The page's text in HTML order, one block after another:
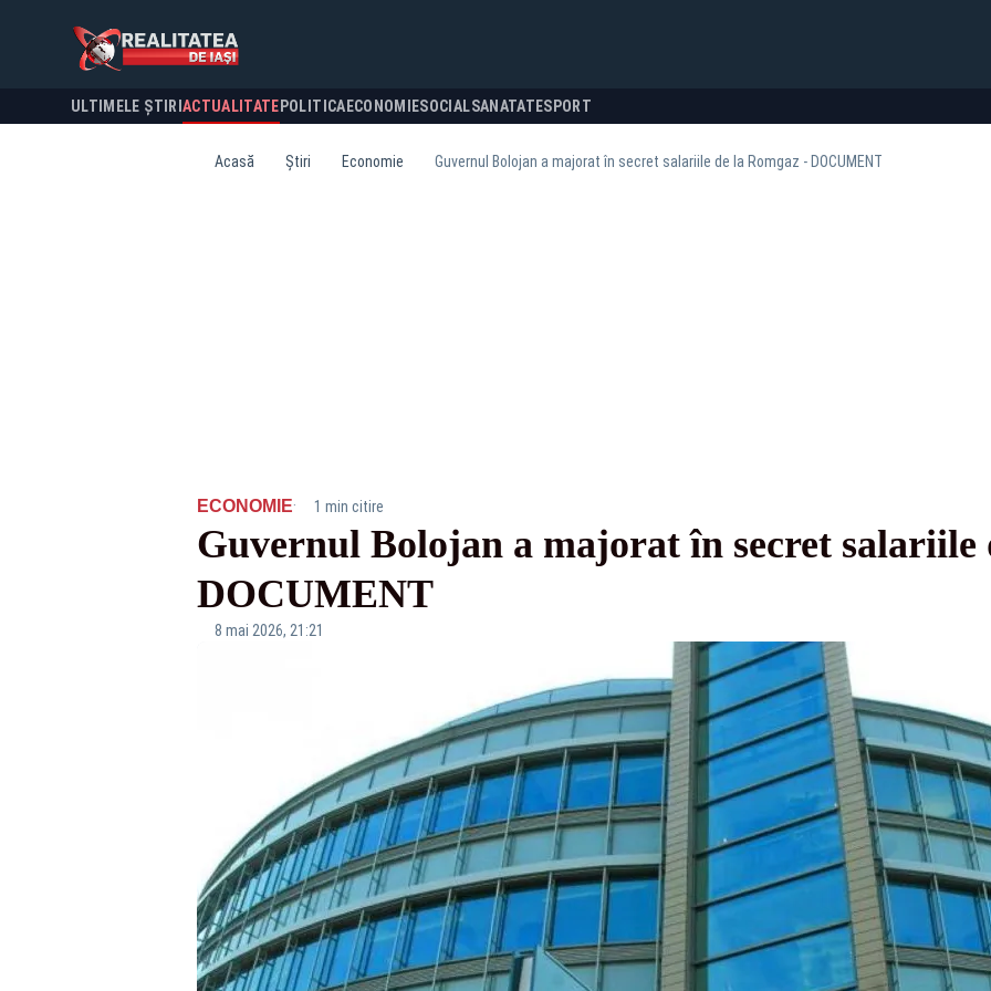
ULTIMELE ȘTIRI ACTUALITATE POLITICA ECONOMIESOCIALSANATATESPORT
Acasă Știri Economie Guvernul Bolojan a majorat în secret salariile de la Romgaz - DOCUMENT
ECONOMIE· 1 min citire
Guvernul Bolojan a majorat în secret salariile
DOCUMENT
8 mai 2026, 21:21